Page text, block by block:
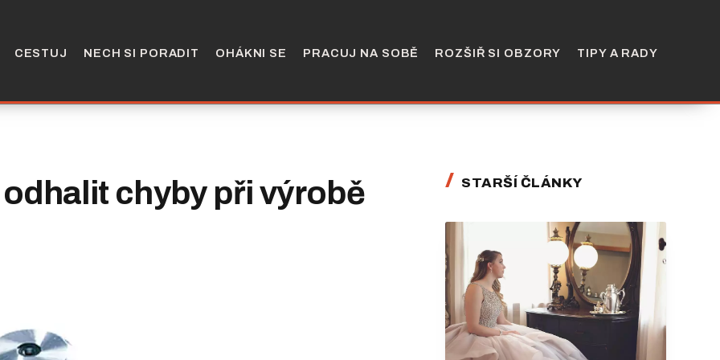
CESTUJ NECH SI PORADIT OHÁKNI SE PRACUJ NA SOBĚ ROZŠIŘ SI OBZORY TIPY A RADY
chyby při výrobě STARŠÍ ČLÁNKY